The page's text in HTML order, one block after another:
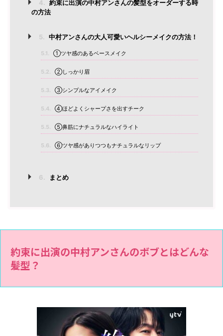
4.
約束に出演の中村アンさんの髪型をオーダーする時
の方法
5. 中村アンさんの大人可愛いヘルシーメイクの方法！
5.1. ①ツヤ感のあるベースメイク
5.2. ②しっかり眉
5.3. ③シンプルなアイメイク
5.4. ④ほどよくシャープさを出すチーク
5.5. ⑤鼻筋にナチュラルなハイライト
5.6. ⑥ツヤ感がありつつもナチュラルなリップ
6. まとめ
約束に出演の中村アンさんのボブとはどんな
髪型？